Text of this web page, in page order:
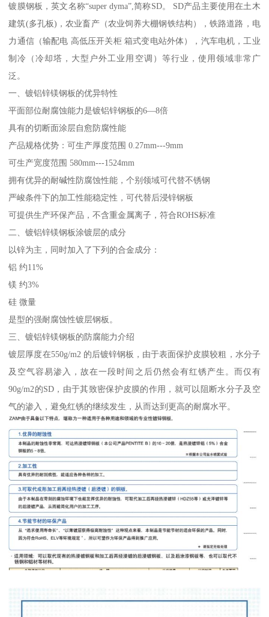
镀膜钢板，英文名称“super dyma”,简称SD。 SD产品主要使用在土木
建筑(多孔板)，农业畜产（农业饲养大棚钢铁结构），铁路道路，电
力通信（输配电 高低压开关柜 箱式变电站外体），汽车电机，工业
制冷（冷却塔，大型户外工业用空调）等行业，使用领域非常广
泛。
一、镀铝锌镁钢板的优异特性
平面部位耐腐蚀能力是镀铝锌钢板的6—8倍
具有的切断面涂层自愈防腐性能
产品规格优势：可生产厚度范围 0.27mm---9mm
可生产宽度范围 580mm---1524mm
拥有优异的耐碱性防腐蚀性能，个别领域可代替不锈钢
严峻条件下的加工性能稳定性，可代替后浸锌钢板
可提供生产环保产品，不含重金属离子，符合ROHS标准
二、镀铝锌镁钢板涂镀层的成分
以锌为主，同时加入了下列的合金成分：
铝 约11%
镁 约3%
硅 微量
是型的强耐腐蚀性镀层钢板。
三、镀铝锌镁钢板的防腐能力介绍
镀层厚度在550g/m2 的后镀锌钢板，由于表面保护皮膜较粗，水分子
及空气容易渗入，故在一段时间之后仍然会有红锈产生。而仅有
90g/m2的SD，由于其致密保护皮膜的作用，就可以阻断水分子及空
气的渗入，避免红锈的继续发生，从而达到更高的耐腐水平。